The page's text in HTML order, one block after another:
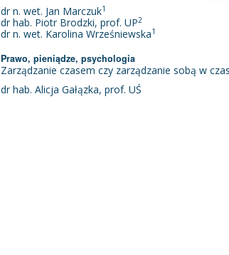
dr n. wet. Jan Marczuk1
dr hab. Piotr Brodzki, prof. UP2
dr n. wet. Karolina Wrześniewska1
Prawo, pieniądze, psychologia
Zarządzanie czasem czy zarządzanie sobą w
dr hab. Alicja Gałązka, prof. UŚ